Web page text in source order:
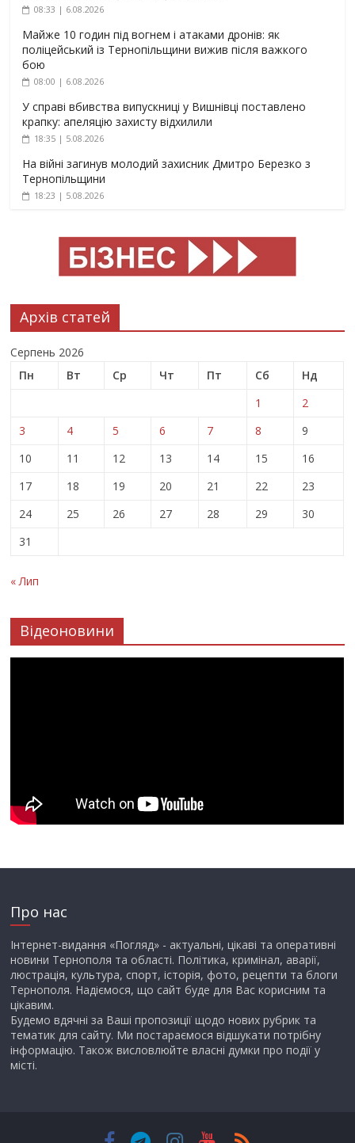
08:33 | 6.08.2026
Майже 10 годин під вогнем і атаками дронів: як
поліцейський із Тернопільщини вижив після важкого
бою
08:00 | 6.08.2026
У справі вбивства випускниці у Вишнівці поставлено
крапку: апеляцію захисту відхилили
18:35 | 5.08.2026
На війні загинув молодий захисник Дмитро Березко з
Тернопільщини
18:23 | 5.08.2026
Архів статей
Серпень 2026
Пн
Вт Ср Чт Пт Сб
Нд
1
2
3
4 5 6 7 8
9
10
11 12 13 14 15
16
17
18 19 20 21 22
23
24
25 26 27 28 29
30
31
« Лип
Відеоновини
Про нас
Інтернет-видання «Погляд» - актуальні, цікаві та оперативні
новини Тернополя та області. Політика, кримінал, аварії,
люстрація, культура, спорт, історія, фото, рецепти та блоги
Тернополя. Надіємося, що сайт буде для Вас корисним та
цікавим.
Будемо вдячні за Ваші пропозиції щодо нових рубрик та
тематик для сайту. Ми постараємося відшукати потрібну
інформацію. Також висловлюйте власні думки про події у
місті.